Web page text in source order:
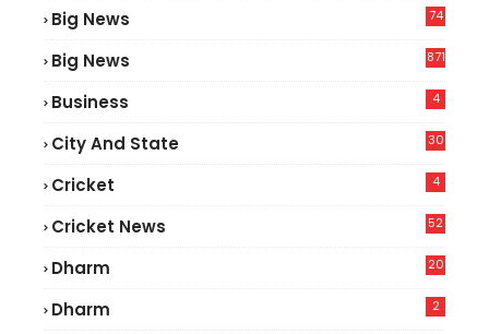
Big News
74
Big News 871
Business 4
City And State 30
Cricket 4
Cricket News
52
Dharm 20
Dharm 2